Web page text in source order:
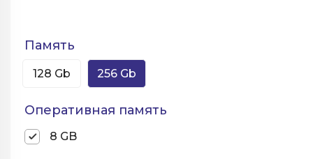
Память
128 Gb 256 Gb
Оперативная память
8 GB